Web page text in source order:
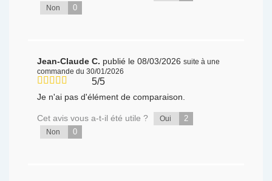
Non 0
Jean-Claude C. publié le 08/03/2026 suite à une
commande du 30/01/2026
5/5
Je n'ai pas d'élément de comparaison.
Cet avis vous a-t-il été utile ? Oui 2
Non 0